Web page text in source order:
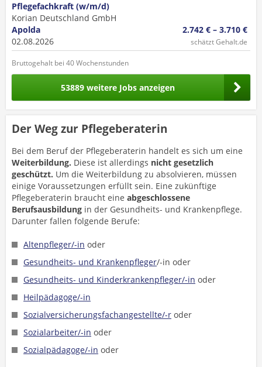
Pflegefachkraft (w/m/d)
Korian Deutschland GmbH
Apolda
02.08.2026
2.742 € – 3.710 €
schätzt Gehalt.de
Bruttogehalt bei 40 Wochenstunden
53889 weitere Jobs anzeigen
Der Weg zur Pflegeberaterin
Bei dem Beruf der Pflegeberaterin handelt es sich um eine
Weiterbildung. Diese ist allerdings nicht gesetzlich
geschützt. Um die Weiterbildung zu absolvieren, müssen
einige Voraussetzungen erfüllt sein. Eine zukünftige
Pflegeberaterin braucht eine abgeschlossene
Berufsausbildung in der Gesundheits- und Krankenpflege.
Darunter fallen folgende Berufe:
Altenpfleger/-in oder
Gesundheits- und Krankenpfleger/-in oder
Gesundheits- und Kinderkrankenpfleger/-in oder
Heilpädagoge/-in
Sozialversicherungsfachangestellte/-r oder
Sozialarbeiter/-in oder
Sozialpädagoge/-in oder